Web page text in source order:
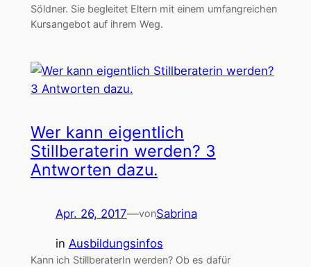
Söldner. Sie begleitet Eltern mit einem umfangreichen
Kursangebot auf ihrem Weg.
Wer kann eigentlich
Stillberaterin werden? 3
Antworten dazu.
Apr. 26, 2017—vonSabrina
in Ausbildungsinfos
Kann ich StillberaterIn werden? Ob es dafür